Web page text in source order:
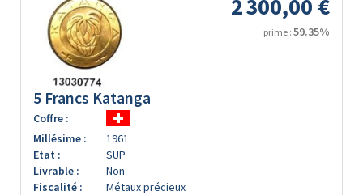
2 300,00 €
prime : 59.35%
5 Francs Katanga
Coffre :
Millésime :
1961
Etat :
SUP
Livrable :
Non
Fiscalité :
Métaux précieux